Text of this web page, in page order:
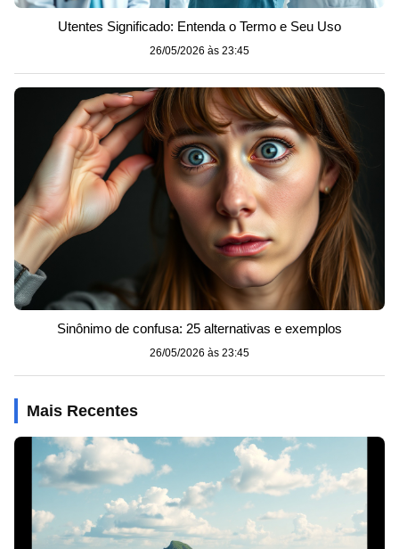
Utentes Significado: Entenda o Termo e Seu Uso
26/05/2026 às 23:45
Sinônimo de confusa: 25 alternativas e exemplos
26/05/2026 às 23:45
Mais Recentes